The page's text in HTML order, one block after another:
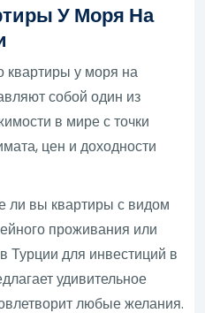
У Моря На
квартиры у моря на
собой один из
в мире с точки
цен и доходности
ли вы квартиры с видом
проживания или
Турции для инвестиций в
удивительное
любые желания.